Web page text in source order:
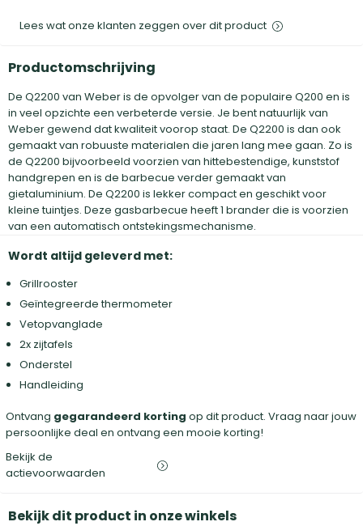
Lees wat onze klanten zeggen over dit product
Productomschrijving
De Q2200 van Weber is de opvolger van de populaire Q200 en is
in veel opzichte een verbeterde versie. Je bent natuurlijk van
Weber gewend dat kwaliteit voorop staat. De Q2200 is dan ook
gemaakt van robuuste materialen die jaren lang mee gaan. Zo is
de Q2200 bijvoorbeeld voorzien van hittebestendige, kunststof
handgrepen en is de barbecue verder gemaakt van
gietaluminium. De Q2200 is lekker compact en geschikt voor
kleine tuintjes. Deze gasbarbecue heeft 1 brander die is voorzien
van een automatisch ontstekingsmechanisme.
Wordt altijd geleverd met:
Grillrooster
Geïntegreerde thermometer
Vetopvanglade
2x zijtafels
Onderstel
Handleiding
Ontvang gegarandeerd korting op dit product. Vraag naar jouw
persoonlijke deal en ontvang een mooie korting!
Bekijk de
actievoorwaarden
Bekijk dit product in onze winkels